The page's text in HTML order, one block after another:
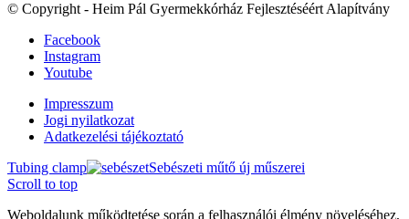
© Copyright - Heim Pál Gyermekkórház Fejlesztéséért Alapítvány
Facebook
Instagram
Youtube
Impresszum
Jogi nyilatkozat
Adatkezelési tájékoztató
Tubing clamp
Sebészeti műtő új műszerei
Scroll to top
Weboldalunk működtetése során a felhasználói élmény növeléséhez,